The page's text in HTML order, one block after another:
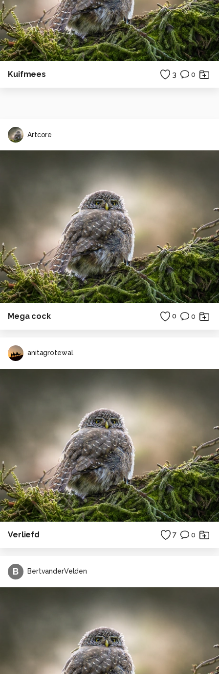
Kuifmees 3 0
Artcore
Mega cock 0 0
anitagrotewal
Verliefd 7 0
B BertvanderVelden